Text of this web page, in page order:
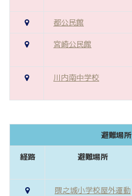
都公民館
宮崎公民館
川内南中学校
避難場所
経路 避難場所
隈之城小学校屋外運動